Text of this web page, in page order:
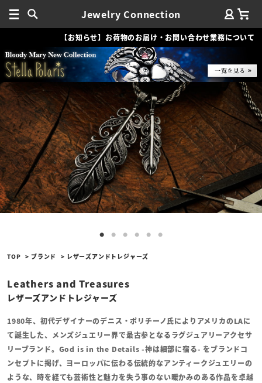
Jewelry Connection
【お知らせ】お荷物のお届け・お問い合わせ業務について
TOP ブランド レザーズアンドトレジャーズ
Leathers and Treasures
レザーズアンドトレジャーズ
1980年、初代デザイナーのデニス・ポリチーノ氏によりアメリカのLAに
て誕生した、メンズジュエリー界で最古参となるラグジュアリーアクセサ
リーブランド。God is in the Details -神は細部に宿る- をブランドコ
ンセプトに掲げ、ヨーロッパに伝わる伝統的なアンティークジュエリーの
ような、時を経ても芸術性と魅力を失う事のない暖かみのある作品を卓越